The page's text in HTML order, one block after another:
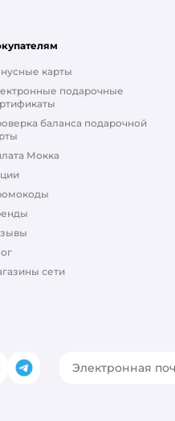
карты
подарочные
баланса подарочной
Мокка
сети
Telegram